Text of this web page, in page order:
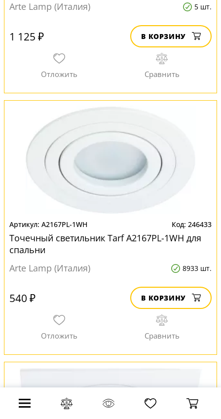
Arte Lamp (Италия)
5 шт.
1 125 ₽ В КОРЗИНУ
A2167PL-1WH 246433
Точечный светильник Tarf A2167PL-1WH для
спальни
Arte Lamp (Италия)
8933 шт.
540 ₽ В КОРЗИНУ